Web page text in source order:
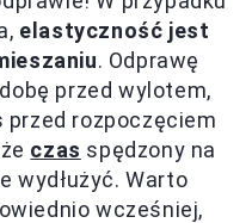
elastyczność jest
. Odprawę
przed wylotem,
przed rozpoczęciem
czas spędzony na
wydłużyć. Warto
wcześniej,